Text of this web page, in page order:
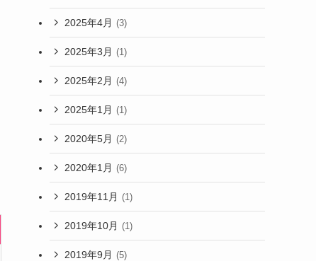
2025年4月 (3)
2025年3月 (1)
2025年2月 (4)
2025年1月 (1)
2020年5月 (2)
2020年1月 (6)
2019年11月 (1)
2019年10月 (1)
2019年9月 (5)